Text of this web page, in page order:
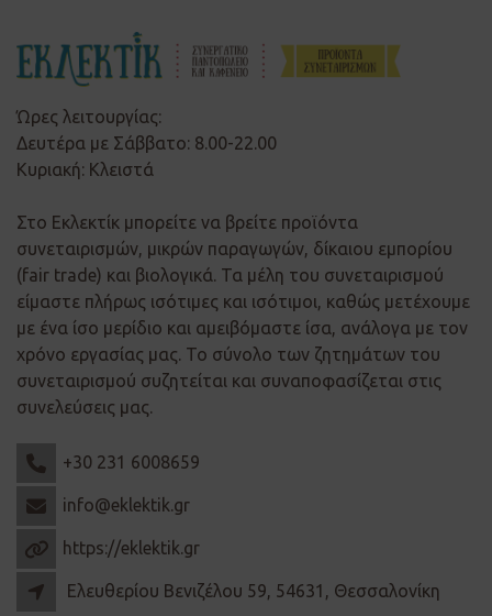
Ώρες λειτουργίας:
Δευτέρα με Σάββατο: 8.00-22.00
Κυριακή: Κλειστά
Στο Εκλεκτίκ μπορείτε να βρείτε προϊόντα
συνεταιρισμών, μικρών παραγωγών, δίκαιου εμπορίου
(fair trade) και βιολογικά. Τα μέλη του συνεταιρισμού
είμαστε πλήρως ισότιμες και ισότιμοι, καθώς μετέχουμε
με ένα ίσο μερίδιο και αμειβόμαστε ίσα, ανάλογα με τον
χρόνο εργασίας μας. Το σύνολο των ζητημάτων του
συνεταιρισμού συζητείται και συναποφασίζεται στις
συνελεύσεις μας.
+30 231 6008659
info@eklektik.gr
https://eklektik.gr
Ελευθερίου Βενιζέλου 59, 54631, Θεσσαλονίκη